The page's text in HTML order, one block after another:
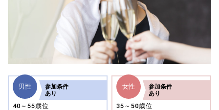
男性
40～55歳位
参加条件
あり
女性
35～50歳位
参加条件
あり